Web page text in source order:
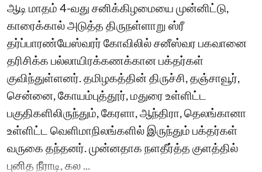
ஆடி மாதம் 4-வது சனிக்கிழமையை முன்னிட்டு,
காரைக்கால் அடுத்த திருநள்ளாறு ஸ்ரீ
தர்ப்பாரண்யேஸ்வரர் கோவிலில் சனீஸ்வர பகவானை
தரிசிக்க பல்லாயிரக்கணக்கான பக்தர்கள்
குவிந்துள்ளனர். தமிழகத்தின் திருச்சி, தஞ்சாவூர்,
சென்னை, கோயம்புத்தூர், மதுரை உள்ளிட்ட
பகுதிகளிலிருந்தும், கேரளா, ஆந்திரா, தெலங்கானா
உள்ளிட்ட வெளிமாநிலங்களில் இருந்தும் பக்தர்கள்
வருகை தந்தனர். முன்னதாக நளதீர்த்த குளத்தில்
புனித நீராடி, கல ...